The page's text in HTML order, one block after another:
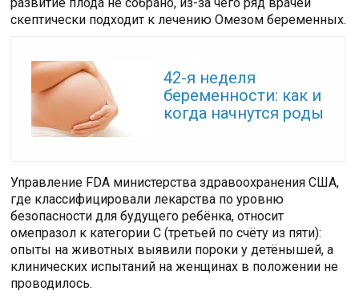
скептически подходит к лечению Омезом беременных.
42-я неделя
беременности: как и
когда начнутся роды
Управление FDA министерства здравоохранения США,
где классифицировали лекарства по уровню
безопасности для будущего ребёнка, относит
омепразол к категории С (третьей по счёту из пяти):
опыты на животных выявили пороки у детёнышей, а
клинических испытаний на женщинах в положении не
проводилось.